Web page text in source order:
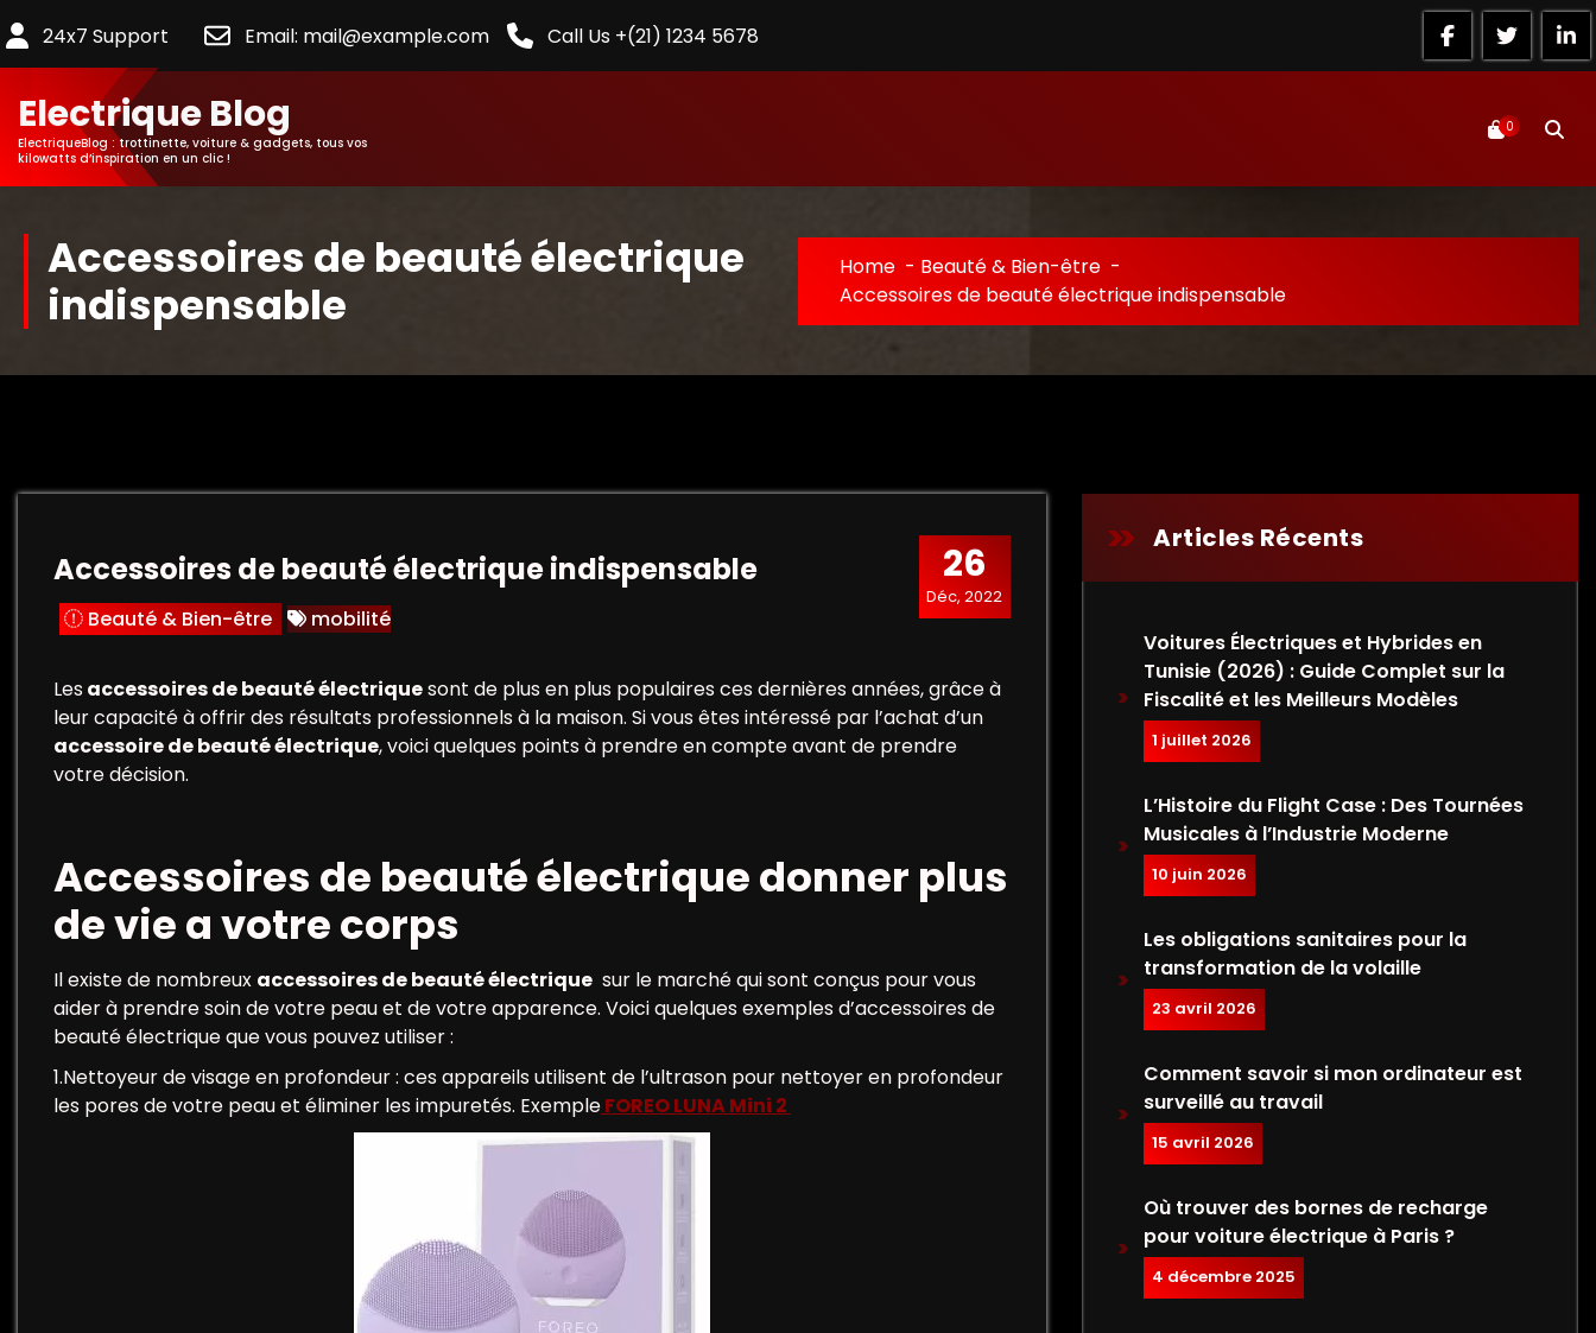
24x7 Support Email: mail@example.com Call Us +(21) 1234 5678
Electrique Blog
ElectriqueBlog : trottinette, voiture & gadgets, tous vos
kilowatts d’inspiration en un clic !
0
Accessoires de beauté électrique
indispensable
Home - Beauté & Bien-être -
Accessoires de beauté électrique indispensable
26
Déc, 2022
Accessoires de beauté électrique indispensable
Beauté & Bien-être mobilité
Lesaccessoires de beauté électriquesont de plus en plus populaires ces dernières années, grâce à
leur capacité à offrir des résultats professionnels à la maison. Si vous êtes intéressé par l’achat d’un
accessoire de beauté électrique, voici quelques points à prendre en compte avant de prendre
votre décision.
Accessoires de beauté électrique donner plus
de vie a votre corps
Il existe de nombreux accessoires de beauté électrique sur le marché qui sont conçus pour vous
aider à prendre soin de votre peau et de votre apparence. Voici quelques exemples d’accessoires de
beauté électrique que vous pouvez utiliser :
1.Nettoyeur de visage en profondeur : ces appareils utilisent de l’ultrason pour nettoyer en profondeur
les pores de votre peau et éliminer les impuretés. ExempleFOREO LUNA Mini 2
Articles Récents
Voitures Électriques et Hybrides en
Tunisie (2026) : Guide Complet sur la
Fiscalité et les Meilleurs Modèles
1 juillet 2026
L’Histoire du Flight Case : Des Tournées
Musicales à l’Industrie Moderne
10 juin 2026
Les obligations sanitaires pour la
transformation de la volaille
23 avril 2026
Comment savoir si mon ordinateur est
surveillé au travail
15 avril 2026
Où trouver des bornes de recharge
pour voiture électrique à Paris ?
4 décembre 2025